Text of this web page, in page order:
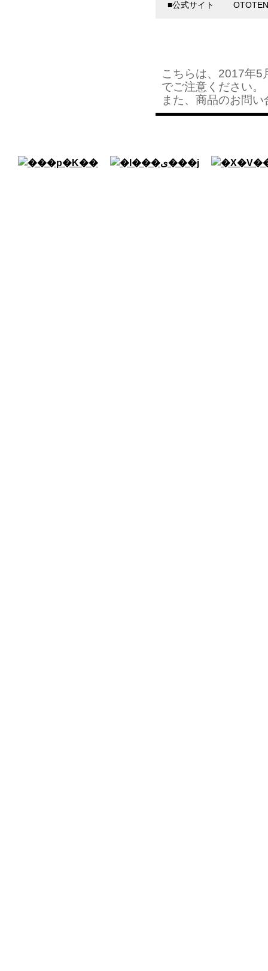
■公式サイト
こちらは、2017年5
でご注意ください。
また、商品のお問